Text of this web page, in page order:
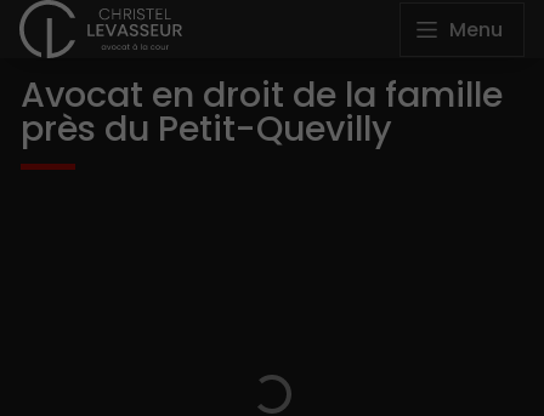
Menu
Avocat en droit de la famille
près du Petit-Quevilly